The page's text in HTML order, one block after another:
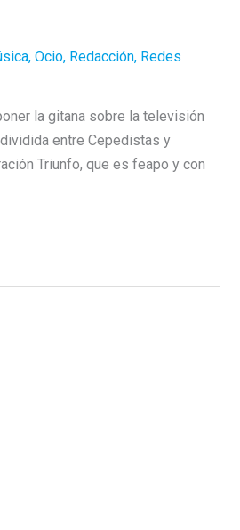
, Ocio, Redacción, Redes
la gitana sobre la televisión
entre Cepedistas y
Triunfo, que es feapo y con